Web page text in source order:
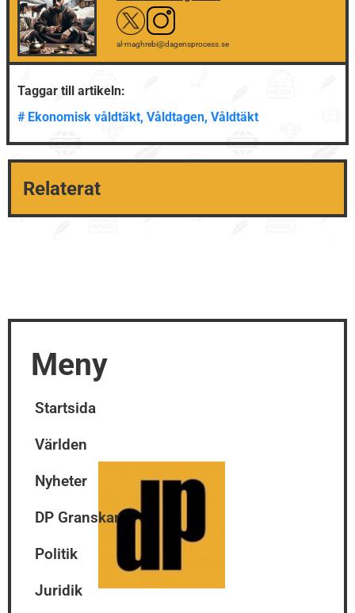
al-maghrebi@dagensprocess.se
Taggar till artikeln:
# Ekonomisk våldtäkt, Våldtagen, Våldtäkt
Relaterat
Meny
Startsida
Världen
Nyheter
DP Granskar
Politik
Juridik